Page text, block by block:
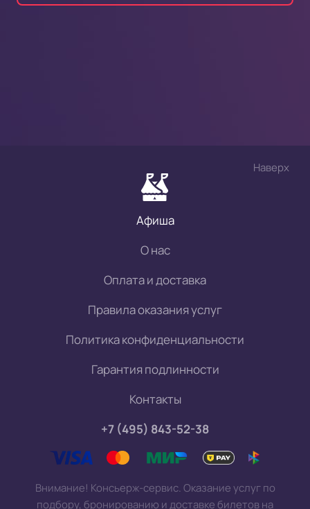
Наверх
Афиша
О нас
Оплата и доставка
Правила оказания услуг
Политика конфиденциальности
Гарантия подлинности
Контакты
+7 (495) 843-52-38
Внимание! Консьерж-сервис. Оказание услуг по
подбору, бронированию и доставке билетов на